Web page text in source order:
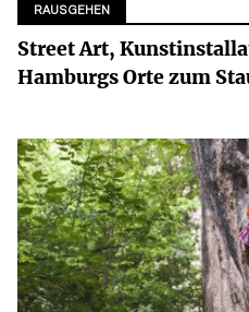
RAUSGEHEN
Street Art,
Hamburgs Orte zum